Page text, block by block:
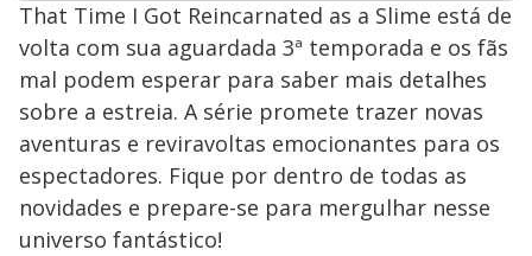
That Time I Got Reincarnated as a Slime está de
volta com sua aguardada 3ª temporada e os fãs
mal podem esperar para saber mais detalhes
sobre a estreia. A série promete trazer novas
aventuras e reviravoltas emocionantes para os
espectadores. Fique por dentro de todas as
novidades e prepare-se para mergulhar nesse
universo fantástico!